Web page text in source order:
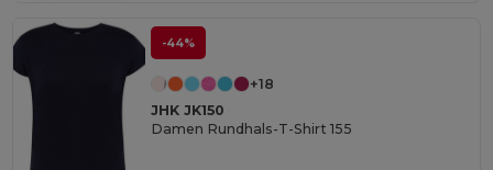
-44%
+18
JHK JK150
Damen Rundhals-T-Shirt 155